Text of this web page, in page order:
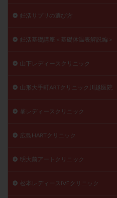
妊活サプリの選び方
妊活基礎講座＜基礎体温表解説編＞
山下レディースクリニック
山形大手町ARTクリニック川越医院
峯レディースクリニック
広島HARTクリニック
明大前アートクリニック
松本レディースIVFクリニック